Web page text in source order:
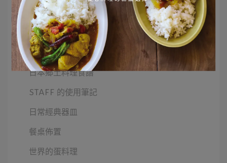
二十四節氣
器皿與我的小小擺盤
甜點食譜與器皿
日本鄉土料理食譜
STAFF 的使用筆記
日常經典器皿
餐桌佈置
世界的蛋料理